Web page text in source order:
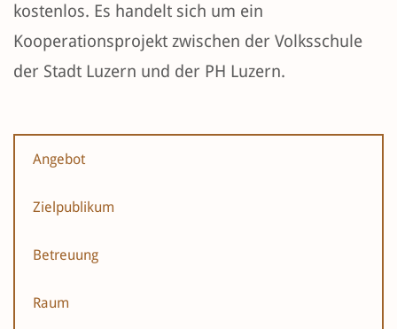
kostenlos. Es handelt sich um ein
Kooperationsprojekt zwischen der Volksschule
der Stadt Luzern und der PH Luzern.
Angebot
Zielpublikum
Betreuung
Raum